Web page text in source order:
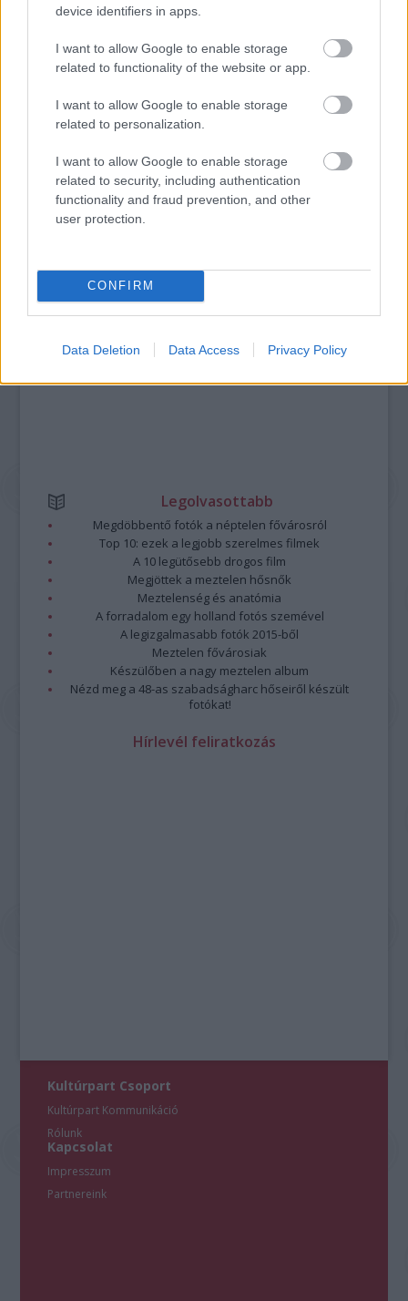
device identifiers in apps.
I want to allow Google to enable storage
related to functionality of the website or app.
I want to allow Google to enable storage
related to personalization.
I want to allow Google to enable storage
related to security, including authentication
functionality and fraud prevention, and other
user protection.
CONFIRM
Data Deletion Data Access Privacy Policy
A bejegyzés trackback címe:
A hozzászólások avonatkozó jogszabályok
minősülnek, értük aszolgáltatás technikai
Felhasználási feltételekben adatvédelmi tájékoztatóban
Legolvasottabb
Megdöbbentő fotók a néptelen fővárosról
Top 10: ezek a legjobb szerelmes filmek
A 10 legütősebb drogos film
Megjöttek a meztelen hősnők
Meztelenség és anatómia
A forradalom egy holland fotós szemével
A legizgalmasabb fotók 2015-ből
Meztelen fővárosiak
Készülőben a nagy meztelen album
Nézd meg a 48-as szabadságharc hőseiről készült
fotókat!
Hírlevél feliratkozás
Kultúrpart Csoport
Kultúrpart Kommunikáció
Rólunk
Kapcsolat
Impresszum
Partnereink